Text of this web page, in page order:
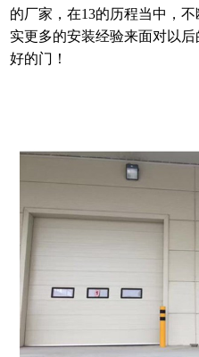
的厂家，在13的历程当中，
实更多的安装经验来面对以
好的门！